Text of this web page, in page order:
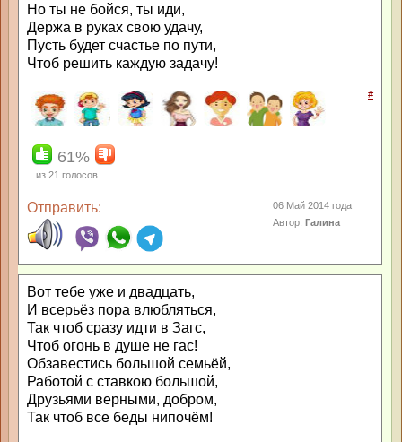
Но ты не бойся, ты иди,
Держа в руках свою удачу,
Пусть будет счастье по пути,
Чтоб решить каждую задачу!
#
61%
из 21 голосов
Отправить:
06 Май 2014 года
Автор:Галина
Вот тебе уже и двадцать,
И всерьёз пора влюбляться,
Так чтоб сразу идти в Загс,
Чтоб огонь в душе не гас!
Обзавестись большой семьёй,
Работой с ставкою большой,
Друзьями верными, добром,
Так чтоб все беды нипочём!